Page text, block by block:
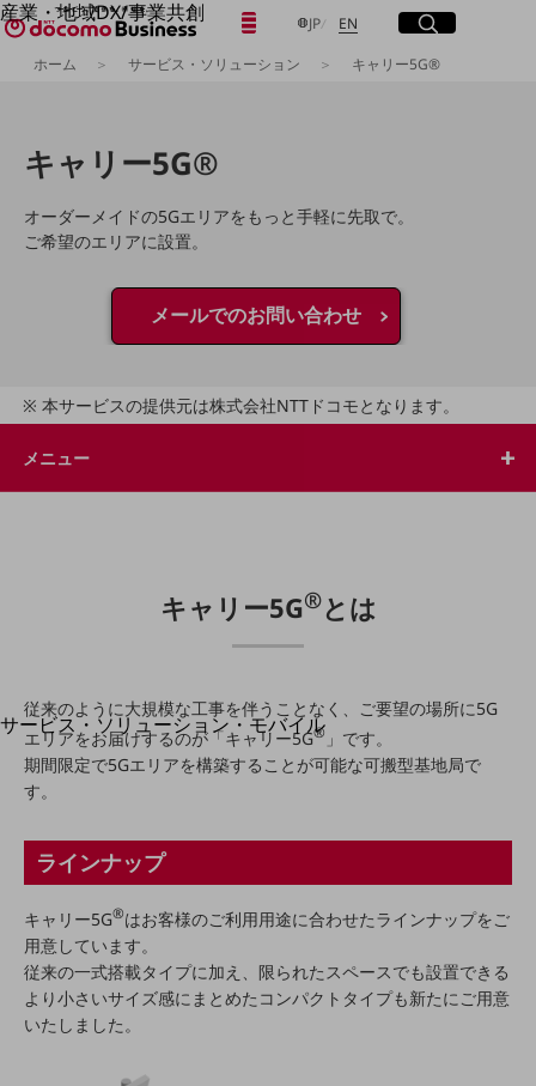
キャリー5G®
オーダーメイドの5Gエリアをもっと手軽に先取で。
ご希望のエリアに設置。
メールでのお問い合わせ
本サービスの提供元は株式会社NTTドコモとなります。
メニュー
産業・地域DX/事業共創
OPEN HUB for Plural Futures
自律・分散・協調型社会の実現を目指し、
イベント/ウェビナー
記事コンテンツ
事例
Smart World
企業と地域が持続成長する社会を目指します
Smart Education
Smart Mobility
Smart Worksite
生成AI(Generative AI)
サービス・ソリューション・モバイル
サービス・ソリューションTOP
DXに関する課題を解決する
カテゴリーで探す
カテゴリーで探すTOP
ネットワーク・モバイル
クラウド・データセンター
電話・映像コミュニケーション
セキュリティ
JP日本語
ENEnglishサイト内検索
開く
メニュー
開く
フリーワードでNTTドコモビジネスの
ホーム サービス・ソリューション キャリー5G®
キャリー5G®とは
従来のように大規模な工事を伴うことなく、ご要望の場所に5G
エリアをお届けするのが「キャリー5G® 」です。
期間限定で5Gエリアを構築することが可能な可搬型基地局で
す。
ラインナップ
キャリー5G®はお客様のご利用用途に合わせたラインナップをご
用意しています。
従来の一式搭載タイプに加え、限られたスペースでも設置できる
より小さいサイズ感にまとめたコンパクトタイプも新たにご用意
いたしました。